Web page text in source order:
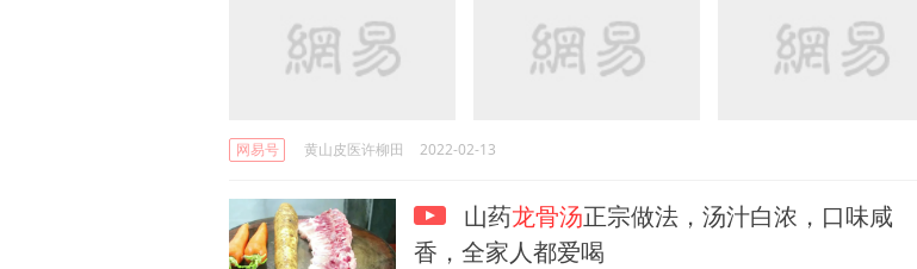
网易号 黄山皮医许柳田 2022-02-13
山药龙骨汤正宗做法，汤汁白浓，口味咸
香，全家人都爱喝